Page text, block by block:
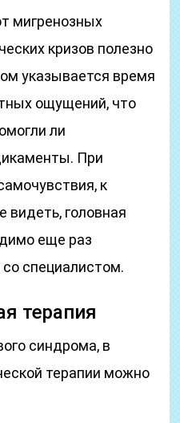
мигренозных
кризов полезно
указывается время
ощущений, что
ли
При
к
видеть, головная
еще раз
со специалистом.
терапия
синдрома, в
терапии можно